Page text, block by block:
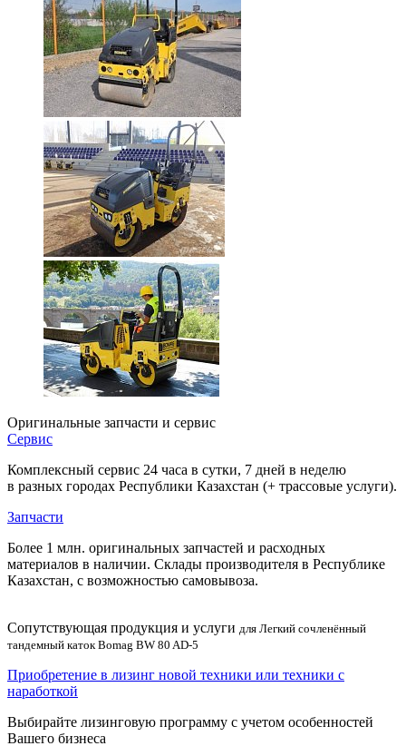
Оригинальные запчасти и сервис
Сервис
Комплексный сервис 24 часа в сутки, 7 дней в неделю
в разных городах Республики Казахстан (+ трассовые услуги).
Запчасти
Более 1 млн. оригинальных запчастей и расходных
материалов в наличии. Склады производителя в Республике
Казахстан, с возможностью самовывоза.
Сопутствующая продукция и услуги для Легкий сочленённый
тандемный каток Bomag BW 80 AD-5
Приобретение в лизинг новой техники или техники с
наработкой
Выбирайте лизинговую программу с учетом особенностей
Вашего бизнеса